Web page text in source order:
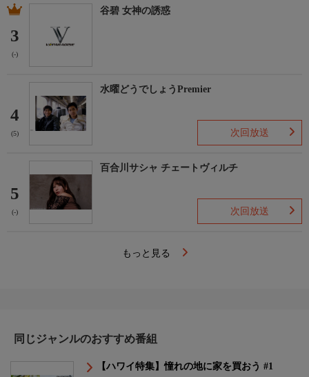
3
(-)
谷碧 女神の誘惑
4
(5)
水曜どうでしょうPremier
次回放送
5
(-)
百合川サシャ チェートヴィルチ
次回放送
もっと見る
同じジャンルのおすすめ番組
【ハワイ特集】憧れの地に家を買おう #1